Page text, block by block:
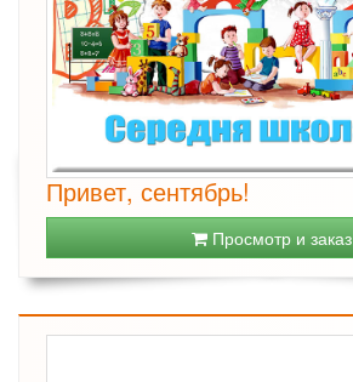
Привет, сентябрь!
Просмотр и заказ